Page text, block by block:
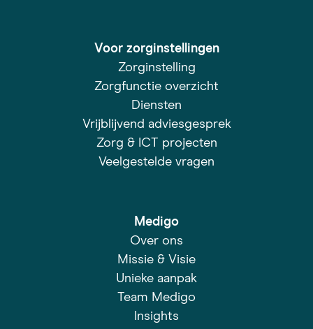
Voor zorginstellingen
Zorginstelling
Zorgfunctie overzicht
Diensten
Vrijblijvend adviesgesprek
Zorg & ICT projecten
Veelgestelde vragen
Medigo
Over ons
Missie & Visie
Unieke aanpak
Team Medigo
Insights